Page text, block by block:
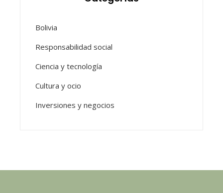
Bolivia
Responsabilidad social
Ciencia y tecnología
Cultura y ocio
Inversiones y negocios